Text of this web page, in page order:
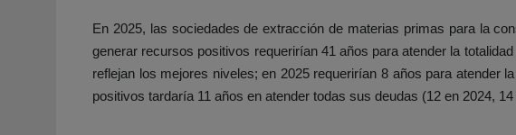
En 2025, las sociedades de extracción de materias primas para la
generar recursos positivos requerirían 41 años para atender la
reflejan los mejores niveles; en 2025 requerirían 8 años para atender
positivos tardaría 11 años en atender todas sus deudas (12 en 2024, 14